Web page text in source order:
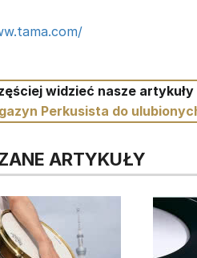
widzieć nasze artykuły
Perkusista do
ARTYKUŁY